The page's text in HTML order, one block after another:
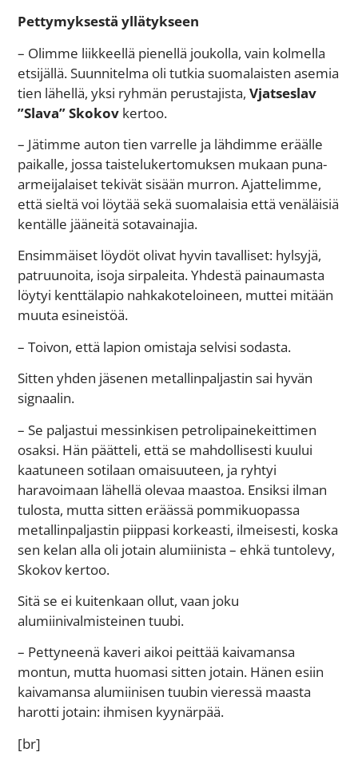
Pettymyksestä yllätykseen
– Olimme liikkeellä pienellä joukolla, vain kolmella
etsijällä. Suunnitelma oli tutkia suomalaisten asemia
tien lähellä, yksi ryhmän perustajista,Vjatseslav
”Slava” Skokov kertoo.
– Jätimme auton tien varrelle ja lähdimme eräälle
paikalle, jossa taistelukertomuksen mukaan puna-
armeijalaiset tekivät sisään murron. Ajattelimme,
että sieltä voi löytää sekä suomalaisia että venäläisiä
kentälle jääneitä sotavainajia.
Ensimmäiset löydöt olivat hyvin tavalliset: hylsyjä,
patruunoita, isoja sirpaleita. Yhdestä painaumasta
löytyi kenttälapio nahkakoteloineen, muttei mitään
muuta esineistöä.
– Toivon, että lapion omistaja selvisi sodasta.
Sitten yhden jäsenen metallinpaljastin sai hyvän
signaalin.
– Se paljastui messinkisen petrolipainekeittimen
osaksi. Hän päätteli, että se mahdollisesti kuului
kaatuneen sotilaan omaisuuteen, ja ryhtyi
haravoimaan lähellä olevaa maastoa. Ensiksi ilman
tulosta, mutta sitten eräässä pommikuopassa
metallinpaljastin piippasi korkeasti, ilmeisesti, koska
sen kelan alla oli jotain alumiinista – ehkä tuntolevy,
Skokov kertoo.
Sitä se ei kuitenkaan ollut, vaan joku
alumiinivalmisteinen tuubi.
– Pettyneenä kaveri aikoi peittää kaivamansa
montun, mutta huomasi sitten jotain. Hänen esiin
kaivamansa alumiinisen tuubin vieressä maasta
harotti jotain: ihmisen kyynärpää.
[br]